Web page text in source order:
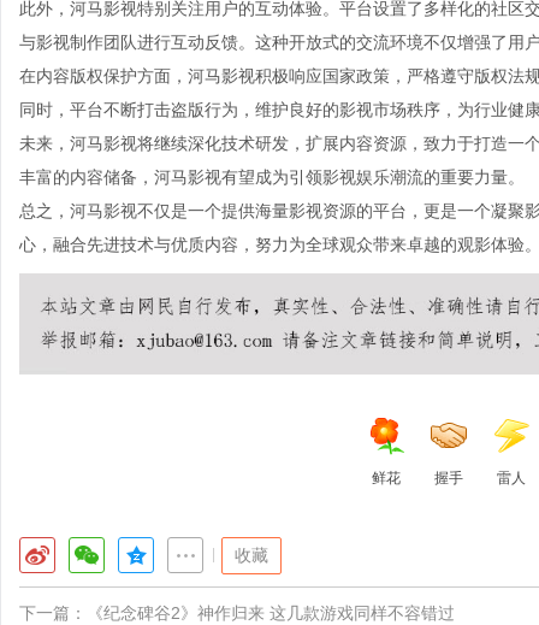
此外，河马影视特别关注用户的互动体验。平台设置了多样化的社
与影视制作团队进行互动反馈。这种开放式的交流环境不仅增强了用
在内容版权保护方面，河马影视积极响应国家政策，严格遵守版权法
同时，平台不断打击盗版行为，维护良好的影视市场秩序，为行业健
未来，河马影视将继续深化技术研发，扩展内容资源，致力于打造一
丰富的内容储备，河马影视有望成为引领影视娱乐潮流的重要力量。
总之，河马影视不仅是一个提供海量影视资源的平台，更是一个凝
心，融合先进技术与优质内容，努力为全球观众带来卓越的观影体验
鲜花 握手 雷人
收藏
下一篇： 《纪念碑谷2》神作归来 这几款游戏同样不容错过